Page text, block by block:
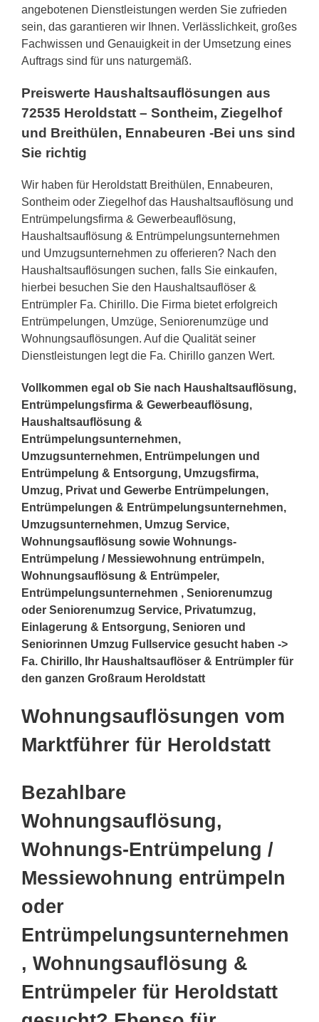
angebotenen Dienstleistungen werden Sie zufrieden
sein, das garantieren wir Ihnen. Verlässlichkeit, großes
Fachwissen und Genauigkeit in der Umsetzung eines
Auftrags sind für uns naturgemäß.
Preiswerte Haushaltsauflösungen aus
72535 Heroldstatt – Sontheim, Ziegelhof
und Breithülen, Ennabeuren -Bei uns sind
Sie richtig
Wir haben für Heroldstatt Breithülen, Ennabeuren,
Sontheim oder Ziegelhof das Haushaltsauflösung und
Entrümpelungsfirma & Gewerbeauflösung,
Haushaltsauflösung & Entrümpelungsunternehmen
und Umzugsunternehmen zu offerieren? Nach den
Haushaltsauflösungen suchen, falls Sie einkaufen,
hierbei besuchen Sie den Haushaltsauflöser &
Entrümpler Fa. Chirillo. Die Firma bietet erfolgreich
Entrümpelungen, Umzüge, Seniorenumzüge und
Wohnungsauflösungen. Auf die Qualität seiner
Dienstleistungen legt die Fa. Chirillo ganzen Wert.
Vollkommen egal ob Sie nach Haushaltsauflösung,
Entrümpelungsfirma & Gewerbeauflösung,
Haushaltsauflösung &
Entrümpelungsunternehmen,
Umzugsunternehmen, Entrümpelungen und
Entrümpelung & Entsorgung, Umzugsfirma,
Umzug, Privat und Gewerbe Entrümpelungen,
Entrümpelungen & Entrümpelungsunternehmen,
Umzugsunternehmen, Umzug Service,
Wohnungsauflösung sowie Wohnungs-
Entrümpelung / Messiewohnung entrümpeln,
Wohnungsauflösung & Entrümpeler,
Entrümpelungsunternehmen , Seniorenumzug
oder Seniorenumzug Service, Privatumzug,
Einlagerung & Entsorgung, Senioren und
Seniorinnen Umzug Fullservice gesucht haben ->
Fa. Chirillo, Ihr Haushaltsauflöser & Entrümpler für
den ganzen Großraum Heroldstatt
Wohnungsauflösungen vom
Marktführer für Heroldstatt
Bezahlbare
Wohnungsauflösung,
Wohnungs-Entrümpelung /
Messiewohnung entrümpeln
oder
Entrümpelungsunternehmen
, Wohnungsauflösung &
Entrümpeler für Heroldstatt